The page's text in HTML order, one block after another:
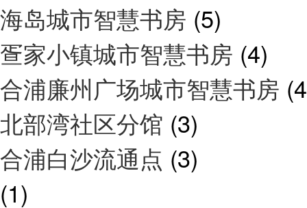
海岛城市智慧书房 (5)
疍家小镇城市智慧书房 (4)
合浦廉州广场城市智慧书房
北部湾社区分馆 (3)
合浦白沙流通点 (3)
(1)